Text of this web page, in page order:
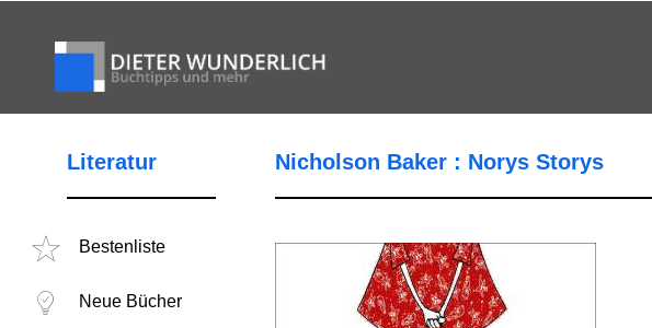
Literatur
Bestenliste
Neue Bücher
Nicholson Baker : Norys Storys